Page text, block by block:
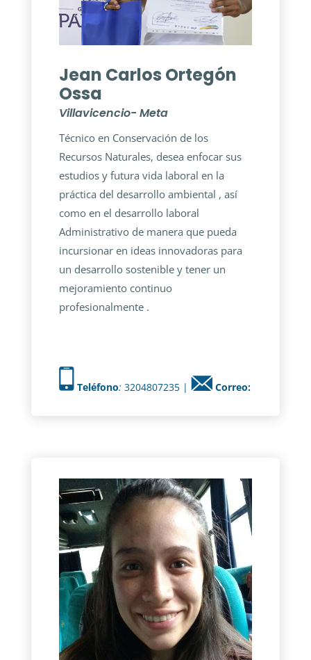
Jean Carlos Ortegón
Ossa
Villavicencio- Meta
Técnico en Conservación de los
Recursos Naturales, desea enfocar sus
estudios y futura vida laboral en la
práctica del desarrollo ambiental , así
como en el desarrollo laboral
Administrativo de manera que pueda
incursionar en ideas innovadoras para
un desarrollo sostenible y tener un
mejoramiento continuo
profesionalmente .
Teléfono: 3204807235 | Correo: